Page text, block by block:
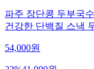
파주 장단콩 두부국
건강한 단백질 스낵
54,000원